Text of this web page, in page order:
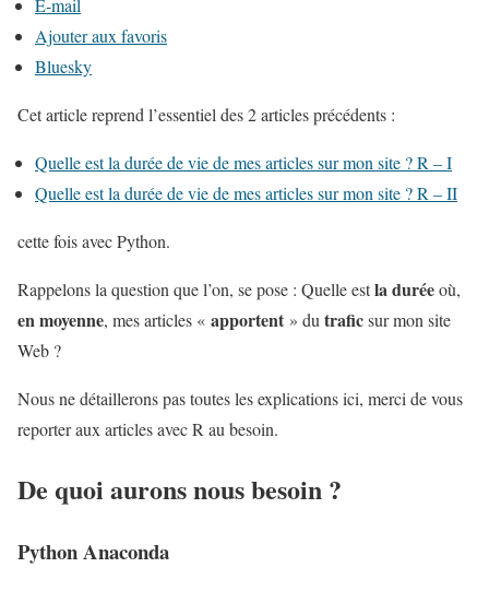
a
p
b
l
i
a
t
o
"
Q
e
l
E-mail
Ajouter aux favoris
Bluesky
Cet article reprend l’essentiel des 2 articles précédents :
Quelle est la durée de vie de mes articles sur mon site ? R – I
Quelle est la durée de vie de mes articles sur mon site ? R – II
cette fois avec Python.
Rappelons la question que l’on, se pose : Quelle estla duréeoù,
en moyenne, mes articles « apportent » du traficsur mon site
Web ?
Nous ne détaillerons pas toutes les explications ici, merci de vous
reporter aux articles avec R au besoin.
De quoi aurons nous besoin ?
Python Anaconda